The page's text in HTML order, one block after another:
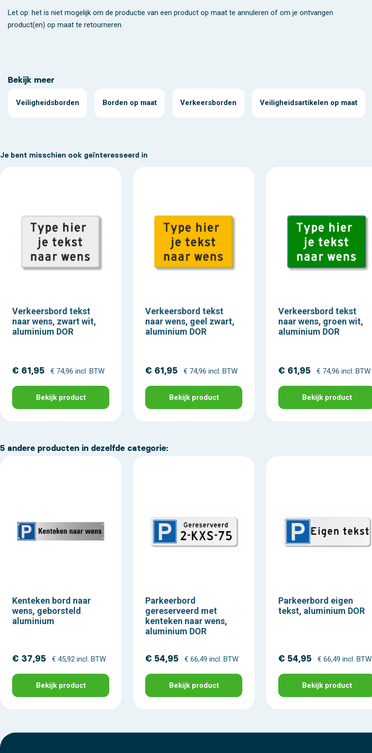
Let op: het is niet mogelijk om de productie van een product op maat te annuleren of om je ontvangen
product(en) op maat te retourneren.
Bekijk meer
Veiligheidsborden Borden op maat Verkeersborden Veiligheidsartikelen op maat
Je bent misschien ook geïnteresseerd in
Verkeersbord tekst
naar wens, zwart wit,
aluminium DOR
€ 61,95 € 74,96 incl. BTW
Bekijk product
Verkeersbord tekst
naar wens, geel zwart,
aluminium DOR
€ 61,95 € 74,96 incl. BTW
Bekijk product
Verkeersbord tekst
naar wens, groen wit,
aluminium DOR
€ 61,95 € 74,96 incl. BTW
Bekijk product
5 andere producten in dezelfde categorie:
Kenteken bord naar
wens, geborsteld
aluminium
€ 37,95 € 45,92 incl. BTW
Bekijk product
Parkeerbord
gereserveerd met
kenteken naar wens,
aluminium DOR
€ 54,95 € 66,49 incl. BTW
Bekijk product
Parkeerbord eigen
tekst, aluminium DOR
€ 54,95 € 66,49 incl. BTW
Bekijk product